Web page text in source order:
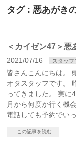
タグ : 悪あがき
＜カイゼン47＞悪
2021/07/16 スタッ
皆さんこんにちは。
オタスタッフです。
ってきました。 実
月から何度か行く機
電話しても予約でい
この記事を読む